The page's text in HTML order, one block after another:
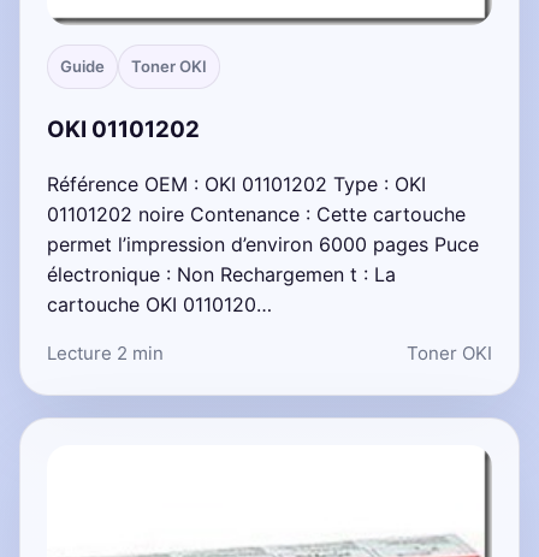
Guide Toner OKI
OKI 01101202
Référence OEM : OKI 01101202 Type : OKI
01101202 noire Contenance : Cette cartouche
permet l’impression d’environ 6000 pages Puce
électronique : Non Rechargemen t : La
cartouche OKI 0110120…
Lecture 2 min Toner OKI